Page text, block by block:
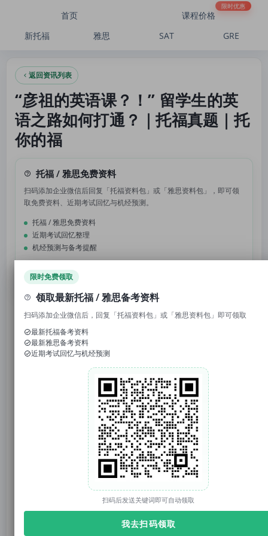
“彦祖的英语课？！” 留学生的英语之路如何打通？｜托福真题｜托你的福
首页 课程价格
限时优惠
新托福 雅思 SAT GRE
返回资讯列表
“彦祖的英语课？！” 留学生的英
语之路如何打通？｜托福真题｜托
你的福
托福 / 雅思免费资料
扫码添加企业微信后回复「托福资料包」或「雅思资料包」，即可领
取免费资料、近期考试回忆与机经预测。
托福 / 雅思免费资料
近期考试回忆整理
机经预测与备考提醒
原创 托你的福_小福 托你的福
2025年03月24日 17:02
托你的福
3771篇原创内容
”，免费参加托福真题模考
托福98”，获得雅思成绩换算
限时免费领取
领取最新托福 / 雅思备考资料
扫码添加企业微信后，回复「托福资料包」或「雅思资料包」即可领取
最新托福备考资料
最新雅思备考资料
近期考试回忆与机经预测
扫码后发送关键词即可自动领取
我去扫码领取